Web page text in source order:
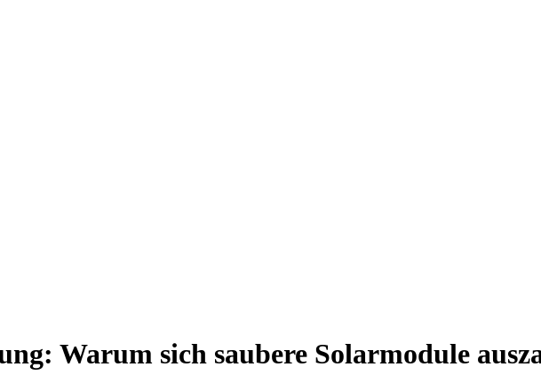
Warum sich saubere Solarmodule